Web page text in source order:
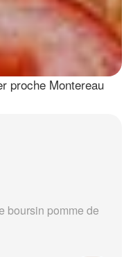
proche Montereau
boursin pomme de